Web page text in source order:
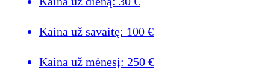
Kaina už savaitę: 100 €
Kaina už mėnesį: 250 €